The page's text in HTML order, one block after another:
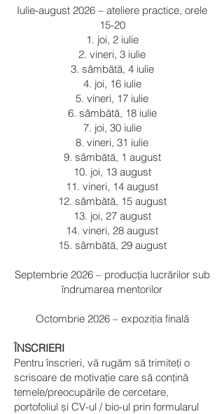
Iulie-august 2026 – ateliere practice, orele
15-20
1. joi, 2 iulie
2. vineri, 3 iulie
3. sâmbătă, 4 iulie
4. joi, 16 iulie
5. vineri, 17 iulie
6. sâmbătă, 18 iulie
7. joi, 30 iulie
8. vineri, 31 iulie
9. sâmbătă, 1 august
10. joi, 13 august
11. vineri, 14 august
12. sâmbătă, 15 august
13. joi, 27 august
14. vineri, 28 august
15. sâmbătă, 29 august
Septembrie 2026 – producția lucrărilor sub
îndrumarea mentorilor
Octombrie 2026 – expoziția finală
ÎNSCRIERI
Pentru înscrieri, vă rugăm să trimiteți o
scrisoare de motivație care să conțină
temele/preocupările de cercetare,
portofoliul și CV-ul / bio-ul prin formularul